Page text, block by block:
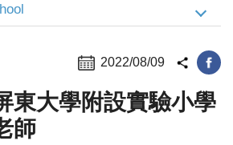
▼
2022/08/09
東大學附設實驗小學
師